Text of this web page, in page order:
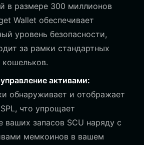
в размере 300 миллионов
Wallet обеспечивает
уровень безопасности,
за рамки стандартных
активами:
обнаруживает и отображает
что упрощает
ваших запасов SCU наряду с
мемкоинов в вашем